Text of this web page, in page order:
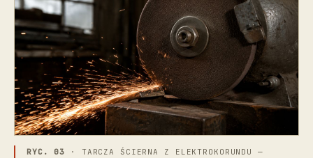
RYC. 03 · TARCZA ŚCIERNA Z ELEKTROKORUNDU —